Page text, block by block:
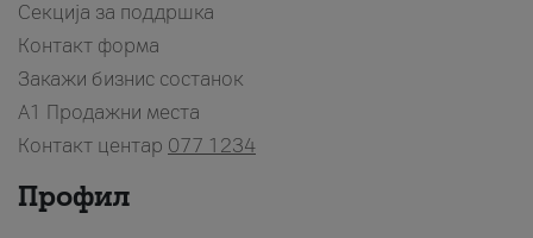
Секција за поддршка
Контакт форма
Закажи бизнис состанок
A1 Продажни места
Контакт центар 077 1234
Профил